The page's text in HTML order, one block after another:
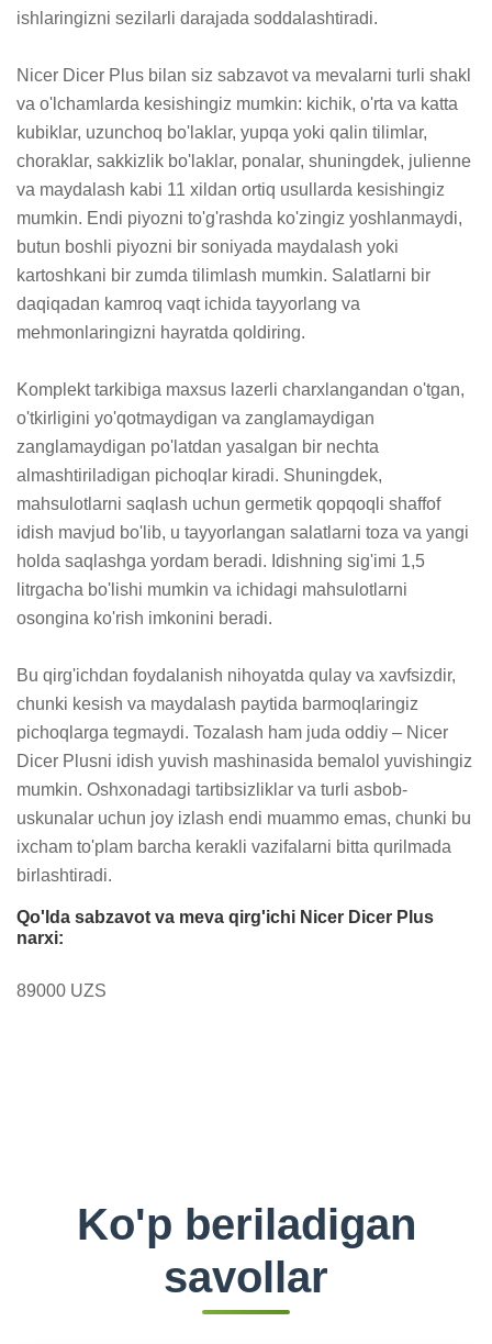
ishlaringizni sezilarli darajada soddalashtiradi.
Nicer Dicer Plus bilan siz sabzavot va mevalarni turli shakl
va o'lchamlarda kesishingiz mumkin: kichik, o'rta va katta
kubiklar, uzunchoq bo'laklar, yupqa yoki qalin tilimlar,
choraklar, sakkizlik bo'laklar, ponalar, shuningdek, julienne
va maydalash kabi 11 xildan ortiq usullarda kesishingiz
mumkin. Endi piyozni to'g'rashda ko'zingiz yoshlanmaydi,
butun boshli piyozni bir soniyada maydalash yoki
kartoshkani bir zumda tilimlash mumkin. Salatlarni bir
daqiqadan kamroq vaqt ichida tayyorlang va
mehmonlaringizni hayratda qoldiring.
Komplekt tarkibiga maxsus lazerli charxlangandan o'tgan,
o'tkirligini yo'qotmaydigan va zanglamaydigan
zanglamaydigan po'latdan yasalgan bir nechta
almashtiriladigan pichoqlar kiradi. Shuningdek,
mahsulotlarni saqlash uchun germetik qopqoqli shaffof
idish mavjud bo'lib, u tayyorlangan salatlarni toza va yangi
holda saqlashga yordam beradi. Idishning sig'imi 1,5
litrgacha bo'lishi mumkin va ichidagi mahsulotlarni
osongina ko'rish imkonini beradi.
Bu qirg'ichdan foydalanish nihoyatda qulay va xavfsizdir,
chunki kesish va maydalash paytida barmoqlaringiz
pichoqlarga tegmaydi. Tozalash ham juda oddiy – Nicer
Dicer Plusni idish yuvish mashinasida bemalol yuvishingiz
mumkin. Oshxonadagi tartibsizliklar va turli asbob-
uskunalar uchun joy izlash endi muammo emas, chunki bu
ixcham to'plam barcha kerakli vazifalarni bitta qurilmada
birlashtiradi.
Qo'lda sabzavot va meva qirg'ichi Nicer Dicer Plus
narxi:
89000 UZS
Ko'p beriladigan
savollar